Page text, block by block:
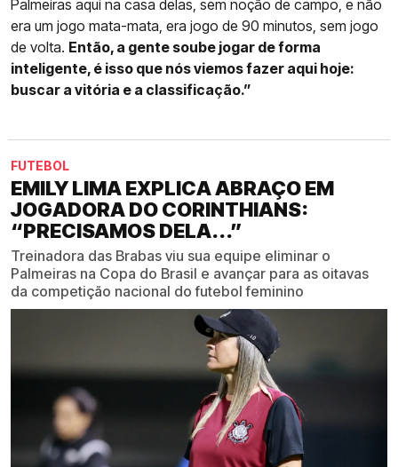
Palmeiras aqui na casa delas, sem noção de campo, e não
era um jogo mata-mata, era jogo de 90 minutos, sem jogo
de volta. Então, a gente soube jogar de forma
inteligente, é isso que nós viemos fazer aqui hoje:
buscar a vitória e a classificação.”
FUTEBOL
EMILY LIMA EXPLICA ABRAÇO EM
JOGADORA DO CORINTHIANS:
“PRECISAMOS DELA...”
Treinadora das Brabas viu sua equipe eliminar o
Palmeiras na Copa do Brasil e avançar para as oitavas
da competição nacional do futebol feminino